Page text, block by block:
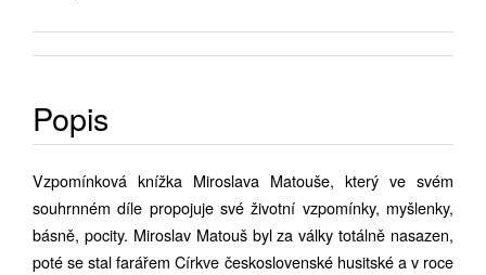
Popis
Vzpomínková knížka Miroslava Matouše, který ve svém
souhrnném díle propojuje své životní vzpomínky, myšlenky,
básně, pocity. Miroslav Matouš byl za války totálně nasazen,
poté se stal farářem Církve československé husitské a v roce